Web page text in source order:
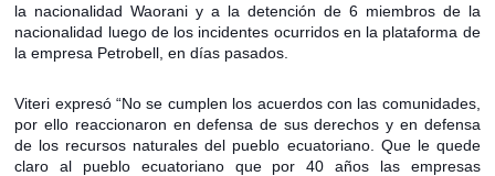
la nacionalidad Waorani y a la detención de 6 miembros de la
nacionalidad luego de los incidentes ocurridos en la plataforma de
la empresa Petrobell, en días pasados.
Viteri expresó “No se cumplen los acuerdos con las comunidades,
por ello reaccionaron en defensa de sus derechos y en defensa
de los recursos naturales del pueblo ecuatoriano. Que le quede
claro al pueblo ecuatoriano que por 40 años las empresas